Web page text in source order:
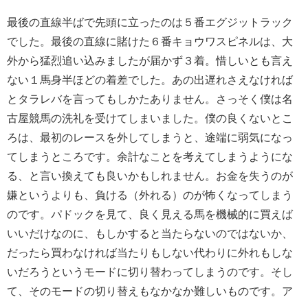
最後の直線半ばで先頭に立ったのは５番エグジットラック
でした。最後の直線に賭けた６番キョウワスピネルは、大
外から猛烈追い込みましたが届かず３着。惜しいとも言え
ない１馬身半ほどの着差でした。あの出遅れさえなければ
とタラレバを言ってもしかたありません。さっそく僕は名
古屋競馬の洗礼を受けてしまいました。僕の良くないとこ
ろは、最初のレースを外してしまうと、途端に弱気になっ
てしまうところです。余計なことを考えてしまうようにな
る、と言い換えても良いかもしれません。お金を失うのが
嫌というよりも、負ける（外れる）のが怖くなってしまう
のです。パドックを見て、良く見える馬を機械的に買えば
いいだけなのに、もしかすると当たらないのではないか、
だったら買わなければ当たりもしない代わりに外れもしな
いだろうというモードに切り替わってしまうのです。そし
て、そのモードの切り替えもなかなか難しいものです。ア